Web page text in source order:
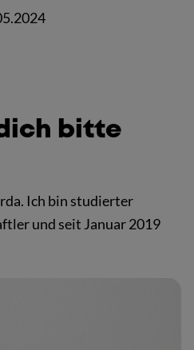
bitte
Ich bin studierter
und seit Januar 2019